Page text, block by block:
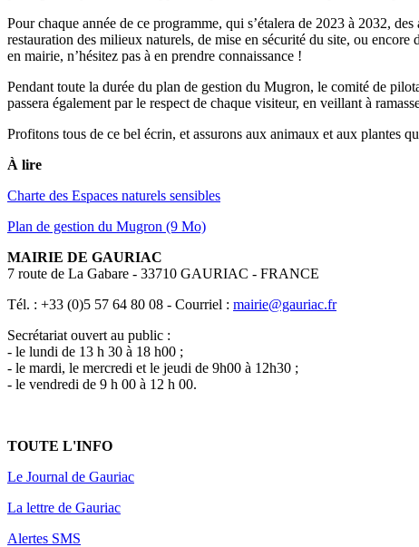
Pour chaque année de ce programme, qui s’étalera de 2023 à 2032,
restauration des milieux naturels, de mise en sécurité du site, ou
en mairie, n’hésitez pas à en prendre connaissance !
Pendant toute la durée du plan de gestion du Mugron, le comité de
passera également par le respect de chaque visiteur, en veillant à
Profitons tous de ce bel écrin, et assurons aux animaux et aux plantes
À lire
Charte des Espaces naturels sensibles
Plan de gestion du Mugron (9 Mo)
MAIRIE DE GAURIAC
7 route de La Gabare - 33710 GAURIAC - FRANCE
Tél. : +33 (0)5 57 64 80 08 - Courriel : mairie@gauriac.fr
Secrétariat ouvert au public :
- le lundi de 13 h 30 à 18 h00 ;
- le mardi, le mercredi et le jeudi de 9h00 à 12h30 ;
- le vendredi de 9 h 00 à 12 h 00.
TOUTE L'INFO
Le Journal de Gauriac
La lettre de Gauriac
Alertes SMS